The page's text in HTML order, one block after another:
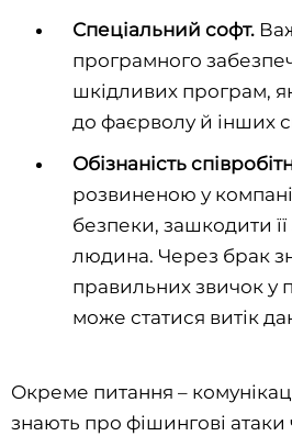
Спеціальний софт.
програмного
шкідливих програм,
до фаєрволу й інших
Обізнаність
розвиненою у
безпеки, зашкодити
людина. Через брак
правильних звичок у
може статися витік
Окреме питання –
знають про фішингові атаки